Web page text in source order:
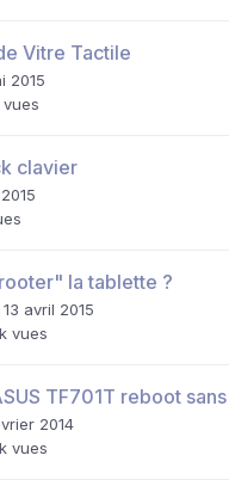
Vitre Tactile
2015
vues
clavier
la tablette ?
13 avril 2015
vues
TF701T reboot
2014
vues